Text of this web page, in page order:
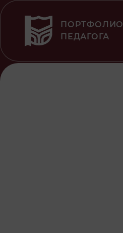
ПОРТФОЛИО
ПЕДАГОГА